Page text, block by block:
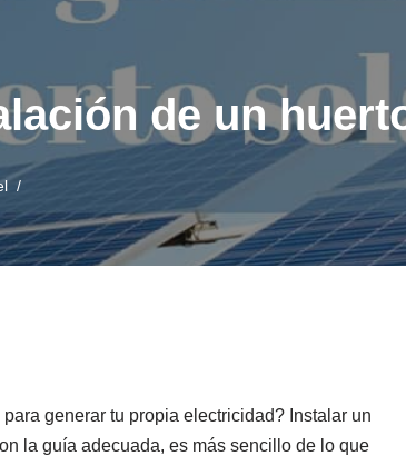
de un
para generar tu propia electricidad? Instalar un
la guía adecuada, es más sencillo de lo que